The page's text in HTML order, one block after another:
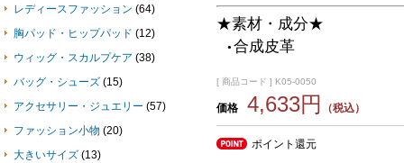
★素材・成分★
● 合成皮革
[ 商品コード ] K05-0050
価格 4,633円 （税込）
ポイント還元
レディースファッション (64)
胸パッド・ヒップパッド (12)
ウィッグ・スカルプケア (38)
バッグ・シューズ (15)
アクセサリー・ジュエリー (57)
ファッション小物 (20)
大きいサイズ (13)